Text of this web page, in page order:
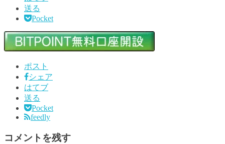
送る
Pocket
ポスト
シェア
はてブ
送る
Pocket
feedly
コメントを残す